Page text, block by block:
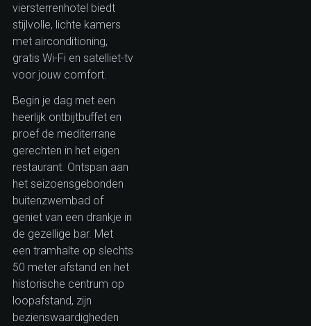
viersterrenhotel biedt
stijlvolle, lichte kamers
met airconditioning,
gratis Wi-Fi en satelliet-tv
voor jouw comfort.
Begin je dag met een
heerlijk ontbijtbuffet en
proef de mediterrane
gerechten in het eigen
restaurant. Ontspan aan
het seizoensgebonden
buitenzwembad of
geniet van een drankje in
de gezellige bar. Met
een tramhalte op slechts
50 meter afstand en het
historische centrum op
loopafstand, zijn
bezienswaardigheden